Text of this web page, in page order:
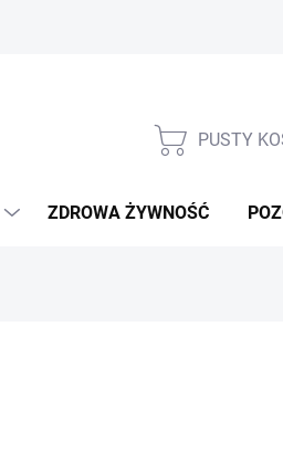
PUSTY
ZDROWA ŻYWNOŚĆ